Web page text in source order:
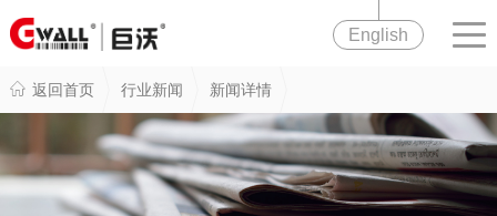
English
返回首页 行业新闻 新闻详情